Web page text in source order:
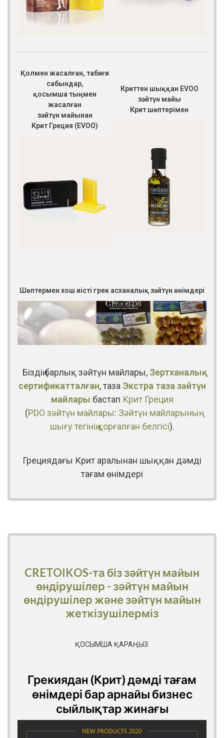
Қолмен жасалған, табиғи
сабындар,
қосымша тыңмен
жасалған
зәйтүн майынан
Крит Греция (EVOO)
Криттен шыққан EVOO
зәйтүн майы
Крит шөптерімен
Шөптермен хош иісті грек асханалық зәйтүн өнімдері
Біздің барлық зәйтүн майлары, Зертханалық
сертификатталған, таза Экстра таза зәйтүн
майлары бастап Крит Греция
(PDO зәйтүн майлары: Зәйтүн майларының
шығу тегінің қорғалған белгісі).
Грециядағы Крит аралынан шыққан дәмді
тағам өнімдері
CRETOIKOS-та біз зәйтүн майын
өндірушілер - зәйтүн майын
өндірушілер және зәйтүн майын
жеткізушілерміз
ҚОСЫМША ҚАРАҢЫЗ:
Грекиядан (Крит) дәмді тағам
өнімдері бар арнайы бизнес
сыйлықтар жинағы